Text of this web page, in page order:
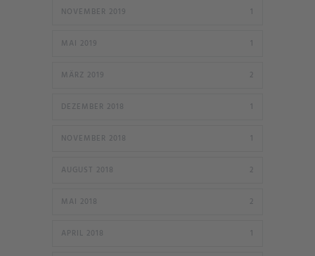
NOVEMBER 2019 1
MAI 2019 1
MÄRZ 2019 2
DEZEMBER 2018 1
NOVEMBER 2018 1
AUGUST 2018 2
MAI 2018 2
APRIL 2018 1